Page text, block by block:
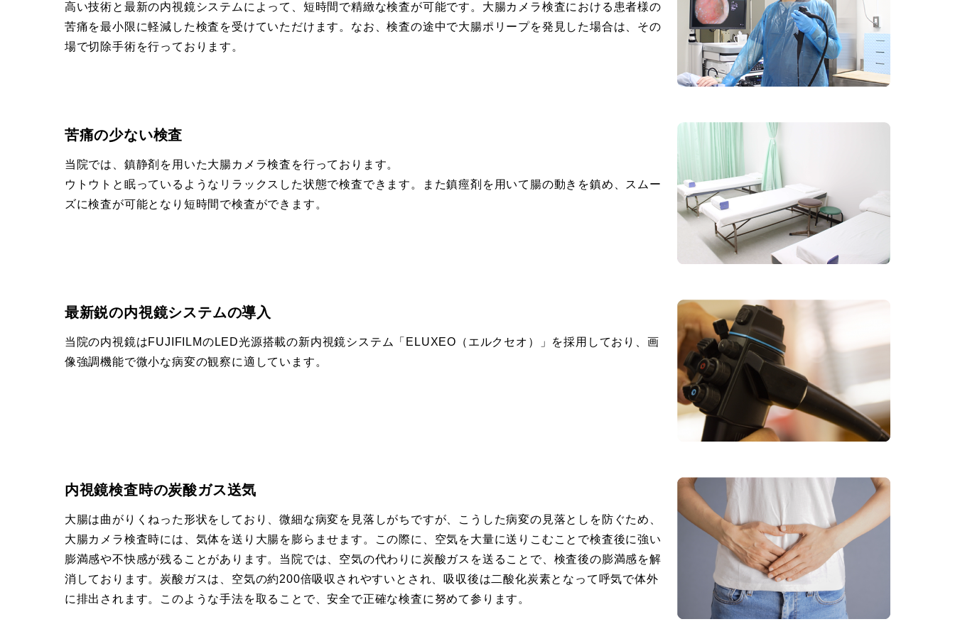
高い技術と最新の内視鏡システムによって、短時間で精緻な検査が可能です。大腸カメラ検査における患者様の
苦痛を最小限に軽減した検査を受けていただけます。なお、検査の途中で大腸ポリープを発見した場合は、その
場で切除手術を行っております。
苦痛の少ない検査
当院では、鎮静剤を用いた大腸カメラ検査を行っております。
ウトウトと眠っているようなリラックスした状態で検査できます。また鎮痙剤を用いて腸の動きを鎮め、スムー
ズに検査が可能となり短時間で検査ができます。
最新鋭の内視鏡システムの導入
当院の内視鏡はFUJIFILMのLED光源搭載の新内視鏡システム「ELUXEO（エルクセオ）」を採用しており、画
像強調機能で微小な病変の観察に適しています。
内視鏡検査時の炭酸ガス送気
大腸は曲がりくねった形状をしており、微細な病変を見落しがちですが、こうした病変の見落としを防ぐため、
大腸カメラ検査時には、気体を送り大腸を膨らませます。この際に、空気を大量に送りこむことで検査後に強い
膨満感や不快感が残ることがあります。当院では、空気の代わりに炭酸ガスを送ることで、検査後の膨満感を解
消しております。炭酸ガスは、空気の約200倍吸収されやすいとされ、吸収後は二酸化炭素となって呼気で体外
に排出されます。このような手法を取ることで、安全で正確な検査に努めて参ります。